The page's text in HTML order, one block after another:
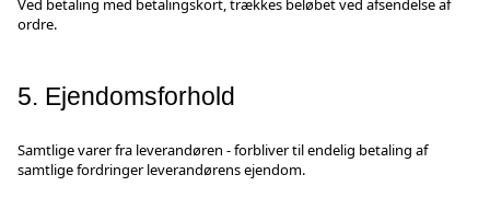
Ved betaling med betalingskort, trækkes beløbet ved afsendelse af
ordre.
5. Ejendomsforhold
Samtlige varer fra leverandøren - forbliver til endelig betaling af
samtlige fordringer leverandørens ejendom.